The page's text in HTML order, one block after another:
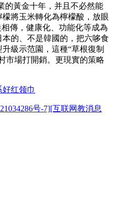
的黃金十年，并且不必然能
將玉米轉化為檸檬酸，放眼
傳，健康化、功能化等成為
的、不是韓國的，把六哆食
級示范園，這種“草根復制
市場打開銷。更現實的策略
红领巾
号-7][互联网教消息